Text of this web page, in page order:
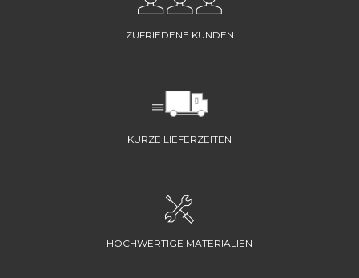
ZUFRIEDENE KUNDEN
KURZE LIEFERZEITEN
HOCHWERTIGE MATERIALIEN